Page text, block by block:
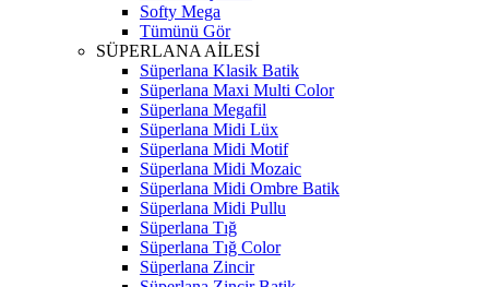
Softy Mega
Tümünü Gör
SÜPERLANA AİLESİ
Süperlana Klasik Batik
Süperlana Maxi Multi Color
Süperlana Megafil
Süperlana Midi Lüx
Süperlana Midi Motif
Süperlana Midi Mozaic
Süperlana Midi Ombre Batik
Süperlana Midi Pullu
Süperlana Tığ
Süperlana Tığ Color
Süperlana Zincir